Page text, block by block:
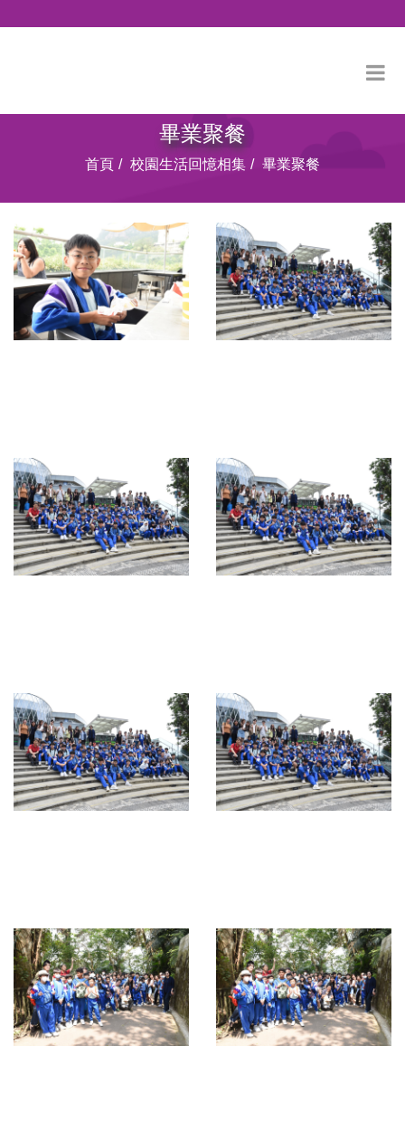
畢業聚餐
首頁 校園生活回憶相集 畢業聚餐